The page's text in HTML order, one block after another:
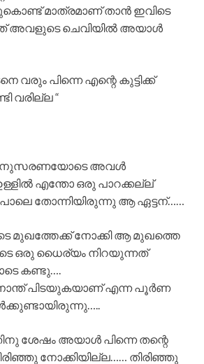
മാത്രമാണ് താൻ ഇവിടെ
അവളുടെ ചെവിയിൽ അയാൾ
വരും പിന്നെ എന്റെ കുട്ടിക്ക്
വരില്ല “
അനുസരണയോടെ അവൾ
എന്തോ ഒരു പാറക്കല്ല്
തോന്നിയിരുന്നു ആ ഏട്ടന്……
മുഖത്തേക്ക് നോക്കി ആ മുഖത്തെ
ഒരു ധൈര്യം നിറയുന്നത്
കണ്ടു….
പിടയുകയാണ് എന്ന പൂർണ
ശേഷം അയാൾ പിന്നെ തന്റെ
നോക്കിയില്ല…… തിരിഞ്ഞു